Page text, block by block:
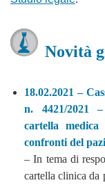
Novità
18.02.2021 –
n. 4421/2021
cartella
confronti del
– In tema di
cartella clinica da